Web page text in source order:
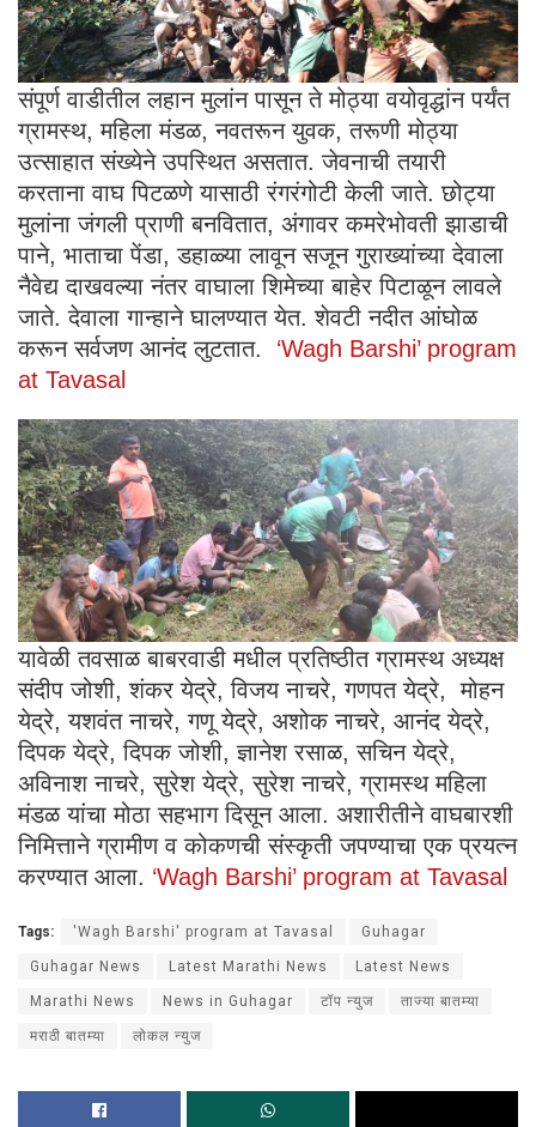
संपूर्ण वाडीतील लहान मुलांन पासून ते मोठ्या वयोवृद्धांन पर्यंत
ग्रामस्थ, महिला मंडळ, नवतरून युवक, तरूणी मोठ्या
उत्साहात संख्येने उपस्थित असतात. जेवनाची तयारी
करताना वाघ पिटळणे यासाठी रंगरंगोटी केली जाते. छोट्या
मुलांना जंगली प्राणी बनवितात, अंगावर कमरेभोवती झाडाची
पाने, भाताचा पेंडा, डहाळ्या लावून सजून गुराख्यांच्या देवाला
नैवेद्य दाखवल्या नंतर वाघाला शिमेच्या बाहेर पिटाळून लावले
जाते. देवाला गान्हाने घालण्यात येत. शेवटी नदीत आंघोळ
करून सर्वजण आनंद लुटतात. ‘Wagh Barshi’ program
at Tavasal
यावेळी तवसाळ बाबरवाडी मधील प्रतिष्ठीत ग्रामस्थ अध्यक्ष
संदीप जोशी, शंकर येद्रे, विजय नाचरे, गणपत येद्रे, मोहन
येद्रे, यशवंत नाचरे, गणू येद्रे, अशोक नाचरे, आनंद येद्रे,
दिपक येद्रे, दिपक जोशी, ज्ञानेश रसाळ, सचिन येद्रे,
अविनाश नाचरे, सुरेश येद्रे, सुरेश नाचरे, ग्रामस्थ महिला
मंडळ यांचा मोठा सहभाग दिसून आला. अशारीतीने वाघबारशी
निमित्ताने ग्रामीण व कोकणची संस्कृती जपण्याचा एक प्रयत्न
करण्यात आला. ‘Wagh Barshi’ program at Tavasal
Tags: 'Wagh Barshi' program at Tavasal Guhagar
Guhagar News Latest Marathi News Latest News
Marathi News News in Guhagar टॉप न्युज ताज्या बातम्या
मराठी बातम्या लोकल न्युज